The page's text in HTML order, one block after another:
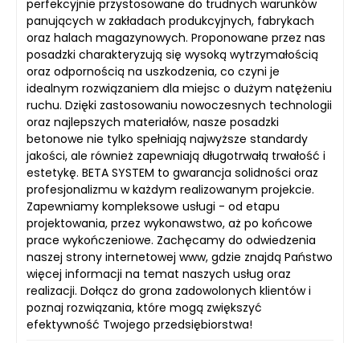
perfekcyjnie przystosowane do trudnych warunków
panujących w zakładach produkcyjnych, fabrykach
oraz halach magazynowych. Proponowane przez nas
posadzki charakteryzują się wysoką wytrzymałością
oraz odpornością na uszkodzenia, co czyni je
idealnym rozwiązaniem dla miejsc o dużym natężeniu
ruchu. Dzięki zastosowaniu nowoczesnych technologii
oraz najlepszych materiałów, nasze posadzki
betonowe nie tylko spełniają najwyższe standardy
jakości, ale również zapewniają długotrwałą trwałość i
estetykę. BETA SYSTEM to gwarancja solidności oraz
profesjonalizmu w każdym realizowanym projekcie.
Zapewniamy kompleksowe usługi - od etapu
projektowania, przez wykonawstwo, aż po końcowe
prace wykończeniowe. Zachęcamy do odwiedzenia
naszej strony internetowej www, gdzie znajdą Państwo
więcej informacji na temat naszych usług oraz
realizacji. Dołącz do grona zadowolonych klientów i
poznaj rozwiązania, które mogą zwiększyć
efektywność Twojego przedsiębiorstwa!